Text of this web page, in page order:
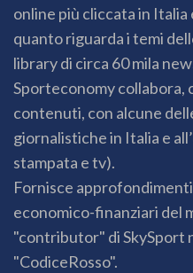
online più cliccata in
quanto riguarda i temi
library di circa 60 mila
Sporteconomy collabora,
contenuti, con alcune
giornalistiche in Italia e
stampata e tv).
Fornisce
economico-finanziari del
"contributor" di SkySport
"CodiceRosso".